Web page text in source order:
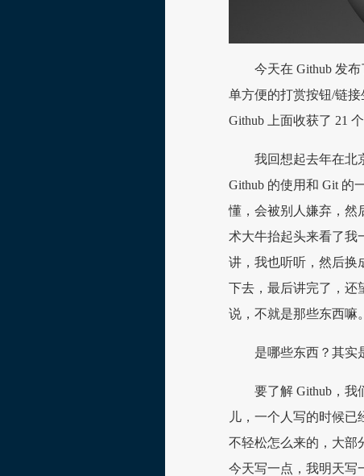
今天在 Github 发
单方便的打赏按钮/链
Github 上面收获了 21 个
我回想起去年在北
Github 的使用和 Git 的
懂，会被别人嫌弃，然
术大牛抬起头来看了我
讲，我也听听，然后换
下去，最后讲完了，还
说，不就是那些东西嘛。
是哪些东西？其实
要了解 Github，
儿，一个人写的时候
不轻松怎么来的，大部
今天写一点，我明天写